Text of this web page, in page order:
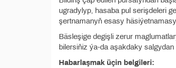
ugradylyp, hasaba pul serişdeleri
şertnamanyň esasy
Bäsleşige degişli zerur
bilersiňiz ýa-da aşakdaky salgydan
Habarlaşmak üçin belgileri: